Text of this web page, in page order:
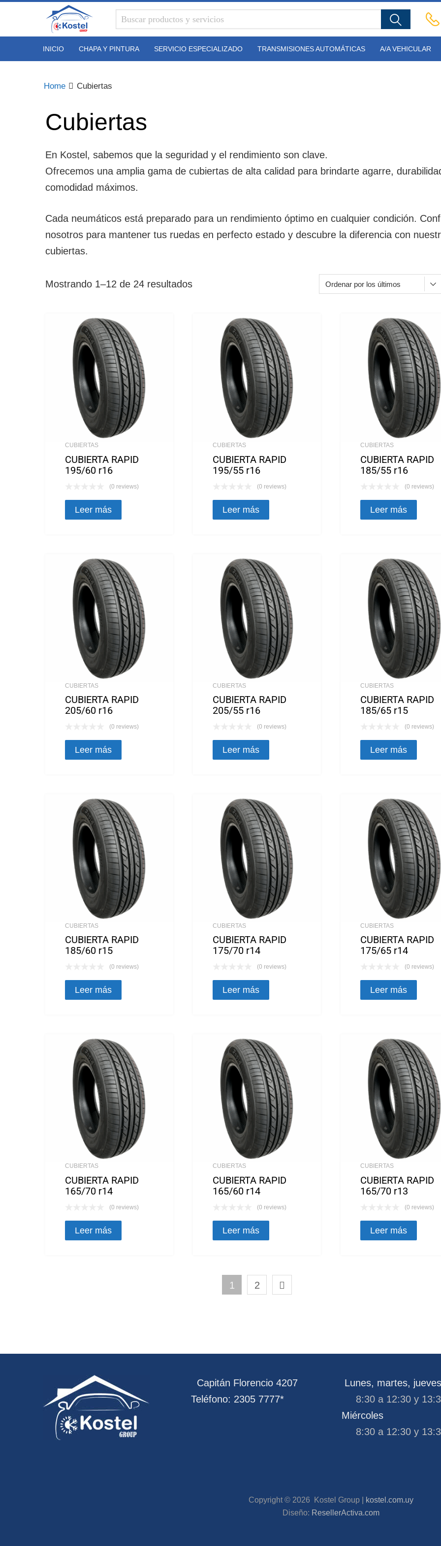
INICIO CHAPA Y PINTURA SERVICIO ESPECIALIZADO TRANSMISIONES AUTOMÁTICAS A/A VEHICULAR
Home Cubiertas
Cubiertas
En Kostel, sabemos que la seguridad y el rendimiento son clave.
Ofrecemos una amplia gama de cubiertas de alta calidad para brindarte agarre,
comodidad máximos.
Cada neumáticos está preparado para un rendimiento óptimo en cualquier condición.
nosotros para mantener tus ruedas en perfecto estado y descubre la diferencia con
cubiertas.
Mostrando 1–12 de 24 resultados
CUBIERTAS
CUBIERTA RAPID
195/60 r16
(0 reviews)
Leer más
CUBIERTAS
CUBIERTA RAPID
195/55 r16
(0 reviews)
Leer más
CUBIERTAS
CUBIERTA RAPID
185/55 r16
(0 reviews)
Leer más
CUBIERTAS
CUBIERTA RAPID
205/60 r16
(0 reviews)
Leer más
CUBIERTAS
CUBIERTA RAPID
205/55 r16
(0 reviews)
Leer más
CUBIERTAS
CUBIERTA RAPID
185/65 r15
(0 reviews)
Leer más
CUBIERTAS
CUBIERTA RAPID
185/60 r15
(0 reviews)
Leer más
CUBIERTAS
CUBIERTA RAPID
175/70 r14
(0 reviews)
Leer más
CUBIERTAS
CUBIERTA RAPID
175/65 r14
(0 reviews)
Leer más
CUBIERTAS
CUBIERTA RAPID
165/70 r14
(0 reviews)
Leer más
CUBIERTAS
CUBIERTA RAPID
165/60 r14
(0 reviews)
Leer más
CUBIERTAS
CUBIERTA RAPID
165/70 r13
(0 reviews)
Leer más
1 2
Capitán Florencio 4207
Teléfono: 2305 7777*
Lunes, martes,
8:30 a 12:30 y
Miércoles
8:30 a 12:30 y
Copyright © 2026 Kostel Group |
kostel.com.uy
Diseño: ResellerActiva.com